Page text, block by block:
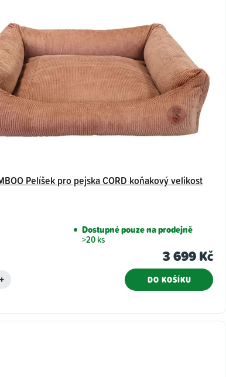
Pelíšek pro pejska CORD koňakový velikost
Dostupné pouze na prodejně
>20 ks
3 699 Kč
DO KOŠÍKU